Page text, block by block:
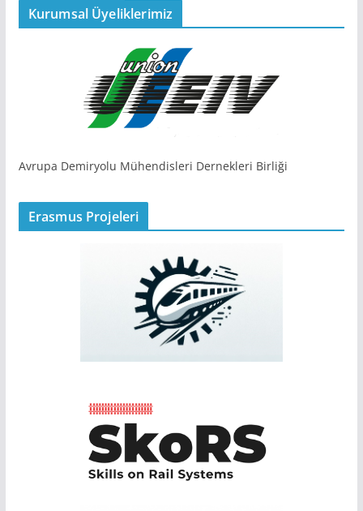
Kurumsal Üyeliklerimiz
Avrupa Demiryolu Mühendisleri Dernekleri Birliği
Erasmus Projeleri